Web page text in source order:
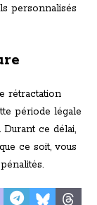
personnalisés
rétractation
période légale
ce délai,
ce soit, vous